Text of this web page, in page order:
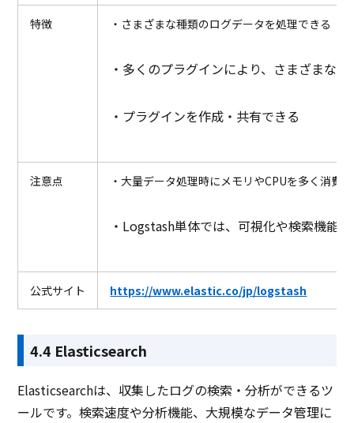
特徴 ・さまざまな種類のログデータを処理できる
・多くのプラグインにより、さまざまな
・プラグインを作成・共有できる
注意点 ・大量データ処理時にメモリやCPUを多く消費
・Logstash単体では、可視化や検索機能
公式サイト https://www.elastic.co/jp/logstash
4.4 Elasticsearch
Elasticsearchは、収集したログの検索・分析ができるツ
ールです。検索速度や分析機能、大規模なデータ管理に